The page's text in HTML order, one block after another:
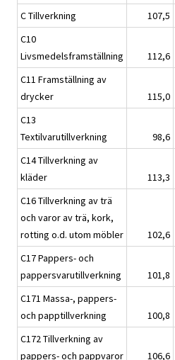
C Tillverkning
107,5
C10
Livsmedelsframställning
112,6
C11 Framställning av
drycker
115,0
C13
Textilvarutillverkning
98,6
C14 Tillverkning av
kläder
113,3
C16 Tillverkning av trä
och varor av trä, kork,
rotting o.d. utom möbler
102,6
C17 Pappers- och
pappersvarutillverkning
101,8
C171 Massa-, pappers-
och papptillverkning
100,8
C172 Tillverkning av
pappers- och pappvaror
106,6